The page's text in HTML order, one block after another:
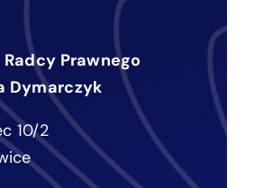
Prawnego
Dymarczyk
10/2